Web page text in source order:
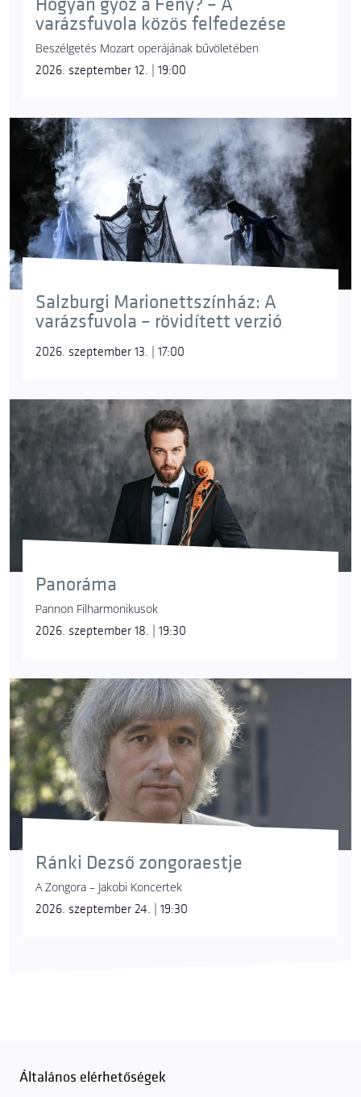
Hogyan győz a Fény? – A
varázsfuvola közös felfedezése
Beszélgetés Mozart operájának bűvöletében
2026. szeptember 12. | 19:00
Salzburgi Marionettszínház: A
varázsfuvola – rövidített verzió
2026. szeptember 13. | 17:00
Panoráma
Pannon Filharmonikusok
2026. szeptember 18. | 19:30
Ránki Dezső zongoraestje
A Zongora – Jakobi Koncertek
2026. szeptember 24. | 19:30
Általános elérhetőségek